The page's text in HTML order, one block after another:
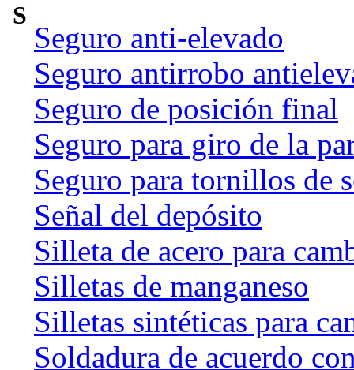
S
Seguro anti-elevado
Seguro antirrobo
Seguro de posición final
Seguro para giro de la
Seguro para tornillos de
Señal del depósito
Silleta de acero para
Silletas de manganeso
Silletas sintéticas para
Soldadura de acuerdo